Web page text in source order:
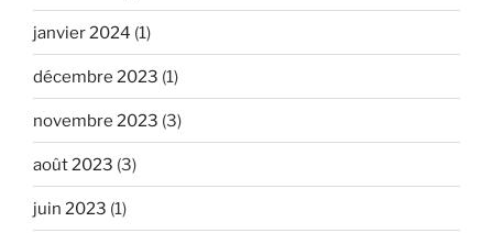
janvier 2024 (1)
décembre 2023 (1)
novembre 2023 (3)
août 2023 (3)
juin 2023 (1)